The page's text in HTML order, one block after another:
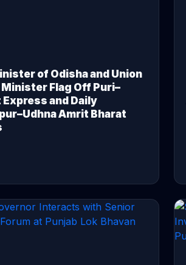
of Odisha and Union
Minister Flag Off Puri–
Express and Daily
Amrit Bharat